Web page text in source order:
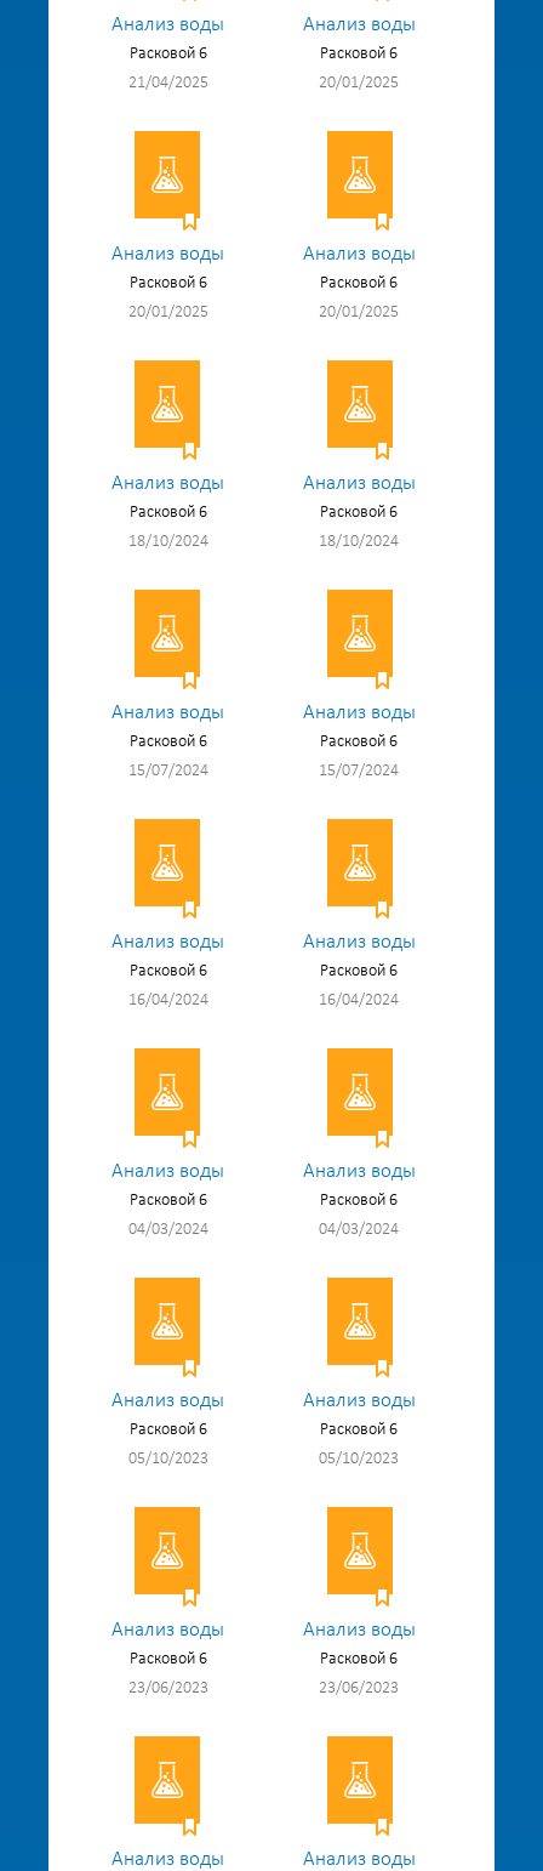
Анализ воды
Расковой 6
21/04/2025
Анализ воды
Расковой 6
20/01/2025
Анализ воды
Расковой 6
20/01/2025
Анализ воды
Расковой 6
20/01/2025
Анализ воды
Расковой 6
18/10/2024
Анализ воды
Расковой 6
18/10/2024
Анализ воды
Расковой 6
15/07/2024
Анализ воды
Расковой 6
15/07/2024
Анализ воды
Расковой 6
16/04/2024
Анализ воды
Расковой 6
16/04/2024
Анализ воды
Расковой 6
04/03/2024
Анализ воды
Расковой 6
04/03/2024
Анализ воды
Расковой 6
05/10/2023
Анализ воды
Расковой 6
05/10/2023
Анализ воды
Расковой 6
23/06/2023
Анализ воды
Расковой 6
23/06/2023
Анализ воды Анализ воды